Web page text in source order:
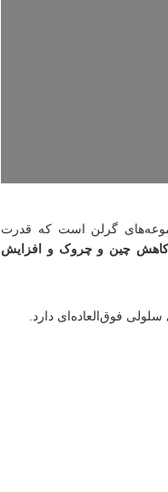
گرلن است که قدرت
کاهش چین و چروک و افزایش
فوق‌العاده‌ای دارد.